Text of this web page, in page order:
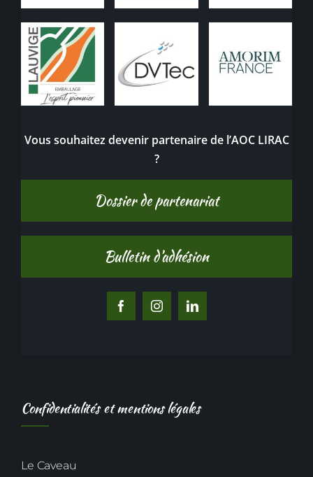
Vous souhaitez devenir partenaire de l’AOC LIRAC
?
Dossier de partenariat
Bulletin d’adhésion
Confidentialités et mentions légales
Le Caveau